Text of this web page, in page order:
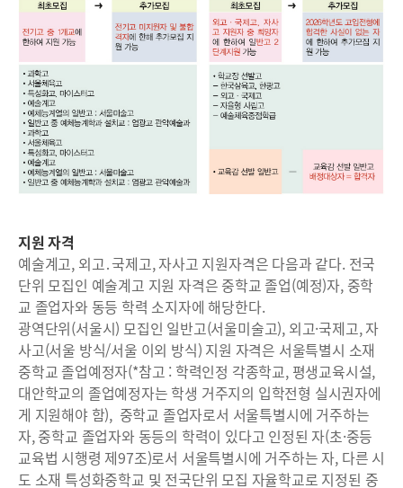
지원 자격
예술계고, 외고․국제고, 자사고 지원자격은 다음과 같다. 전국
단위 모집인 예술계고 지원 자격은 중학교 졸업(예정)자, 중학
교 졸업자와 동등 학력 소지자에 해당한다.
광역단위(서울시) 모집인 일반고(서울미술고), 외고·국제고, 자
사고(서울 방식/서울 이외 방식) 지원 자격은 서울특별시 소재
중학교 졸업예정자(*참고 : 학력인정 각종학교, 평생교육시설,
대안학교의 졸업예정자는 학생 거주지의 입학전형 실시권자에
게 지원해야 함), 중학교 졸업자로서 서울특별시에 거주하는
자, 중학교 졸업자와 동등의 학력이 있다고 인정된 자(초·중등
교육법 시행령 제97조)로서 서울특별시에 거주하는 자, 다른 시
도 소재 특성화중학교 및 전국단위 모집 자율학교로 지정된 중